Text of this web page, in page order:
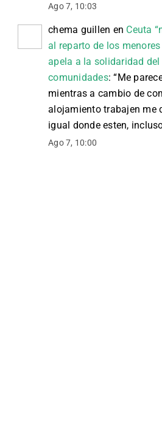
Ago 7, 10:03
chema guillen en Ceuta
al reparto de los
apela a la solidaridad del
comunidades: “Me
mientras a cambio de
alojamiento trabajen me
igual donde esten,
Ago 7, 10:00